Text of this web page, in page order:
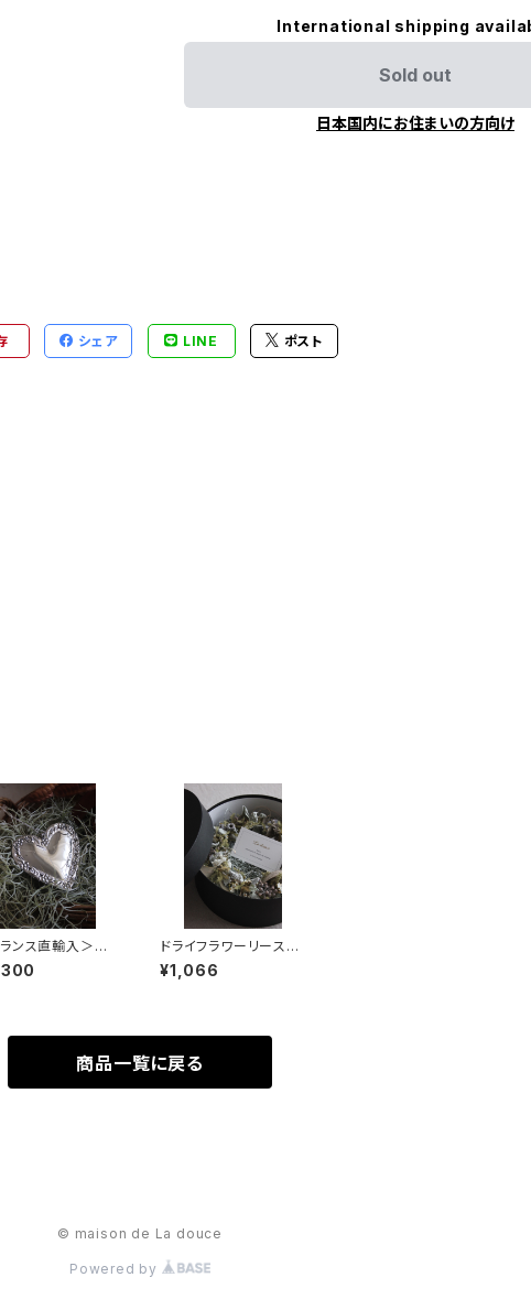
International shipping
Sold out
日本国内にお住まいの方向け
シェア LINE ポスト
ンス直輸入＞ア
製オーナメント
ドライフラワーリース〜
ギフトボックス
¥1,066
商品一覧に戻る
© maison de La douce
Powered by